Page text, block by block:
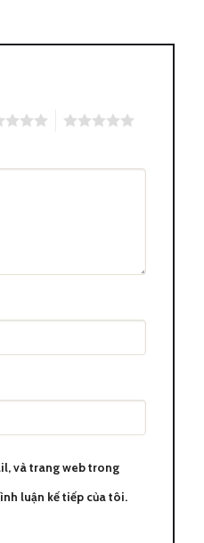
vui và sự tự tin khi viết và thể
và học sinh. Với ưu điểm là mực
và trang web trong
luận kế tiếp của tôi.